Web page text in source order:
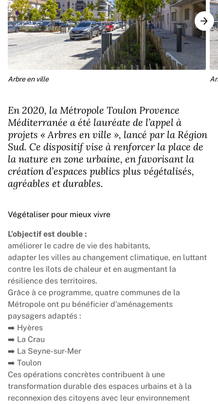
Arbre en ville
En 2020, la Métropole Toulon Provence
Méditerranée a été lauréate de l’appel à
projets « Arbres en ville », lancé par la Région
Sud. Ce dispositif vise à renforcer la place de
la nature en zone urbaine, en favorisant la
création d’espaces publics plus végétalisés,
agréables et durables.
Végétaliser pour mieux vivre
L’objectif est double :
améliorer le cadre de vie des habitants,
adapter les villes au changement climatique, en luttant
contre les îlots de chaleur et en augmentant la
résilience des territoires.
Grâce à ce programme, quatre communes de la
Métropole ont pu bénéficier d’aménagements
paysagers adaptés :
➡️ Hyères
➡️ La Crau
➡️ La Seyne-sur-Mer
➡️ Toulon
Ces opérations concrètes contribuent à une
transformation durable des espaces urbains et à la
reconnexion des citoyens avec leur environnement